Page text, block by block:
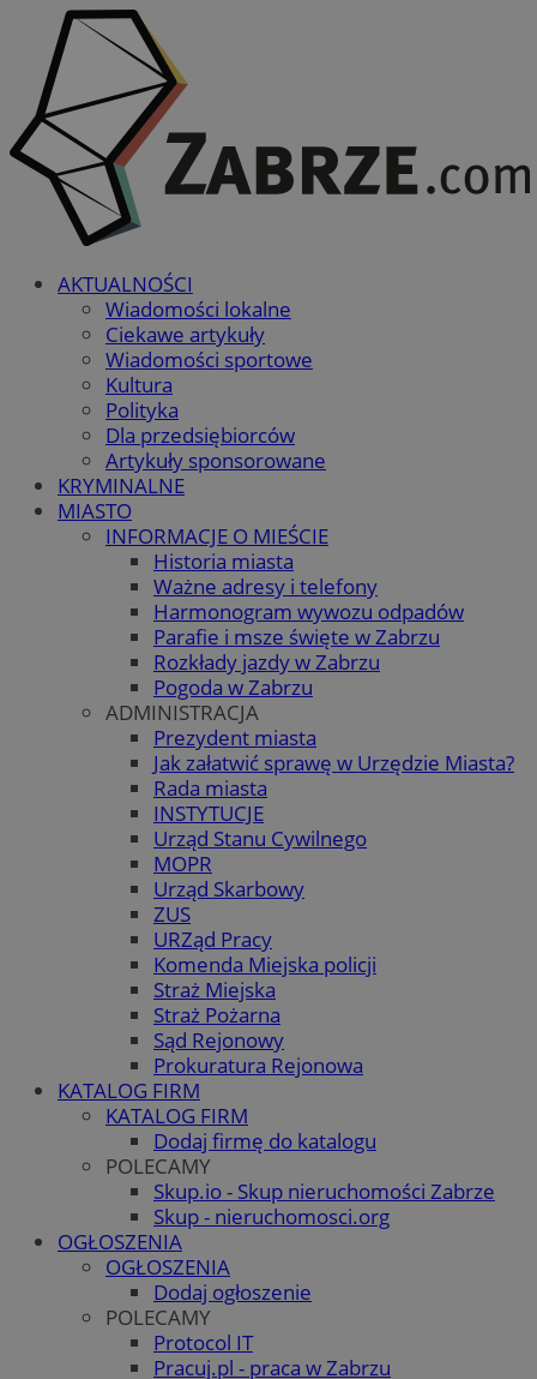
AKTUALNOŚCI
Wiadomości lokalne
Ciekawe artykuły
Wiadomości sportowe
Kultura
Polityka
Dla przedsiębiorców
Artykuły sponsorowane
KRYMINALNE
MIASTO
INFORMACJE O MIEŚCIE
Historia miasta
Ważne adresy i telefony
Harmonogram wywozu odpadów
Parafie i msze święte w Zabrzu
Rozkłady jazdy w Zabrzu
Pogoda w Zabrzu
ADMINISTRACJA
Prezydent miasta
Jak załatwić sprawę w Urzędzie Miasta?
Rada miasta
INSTYTUCJE
Urząd Stanu Cywilnego
MOPR
Urząd Skarbowy
ZUS
URZąd Pracy
Komenda Miejska policji
Straż Miejska
Straż Pożarna
Sąd Rejonowy
Prokuratura Rejonowa
KATALOG FIRM
KATALOG FIRM
Dodaj firmę do katalogu
POLECAMY
Skup.io - Skup nieruchomości Zabrze
Skup - nieruchomosci.org
OGŁOSZENIA
OGŁOSZENIA
Dodaj ogłoszenie
POLECAMY
Protocol IT
Pracuj.pl - praca w Zabrzu